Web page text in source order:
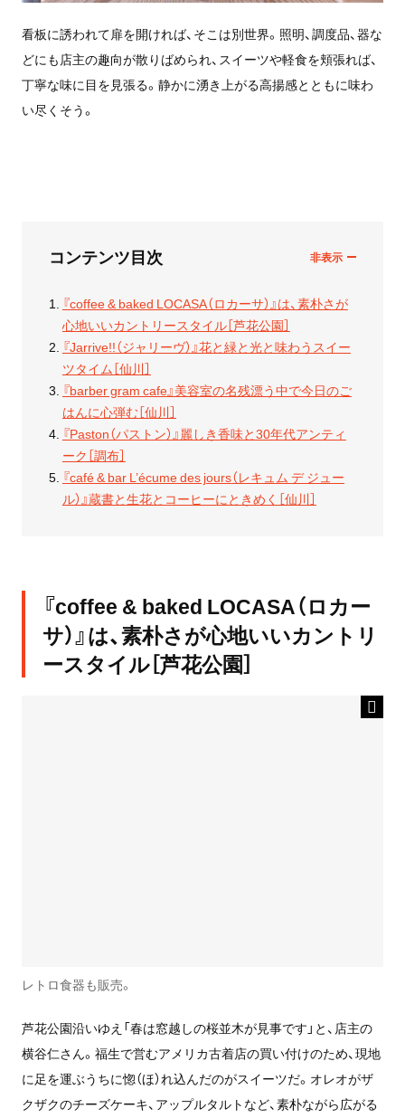
看板に誘われて扉を開ければ、そこは別世界。照明、調度品、器な
どにも店主の趣向が散りばめられ、スイーツや軽食を頬張れば、
丁寧な味に目を見張る。静かに湧き上がる高揚感とともに味わ
い尽くそう。
コンテンツ目次
『coffee & baked LOCASA（ロカーサ）』は、素朴さが
心地いいカントリースタイル［芦花公園］
『Jarrive!!（ジャリーヴ）』花と緑と光と味わうスイー
ツタイム［仙川］
『barber gram cafe』美容室の名残漂う中で今日のご
はんに心弾む［仙川］
『Paston（パストン）』麗しき香味と30年代アンティ
ーク［調布］
『café & bar L’écume des jours（レキュム デ ジュー
ル）』蔵書と生花とコーヒーにときめく［仙川］
『coffee & baked LOCASA（ロカー
サ）』は、素朴さが心地いいカントリ
ースタイル［芦花公園］
レトロ食器も販売。
芦花公園沿いゆえ「春は窓越しの桜並木が見事です」と、店主の
横谷仁さん。福生で営むアメリカ古着店の買い付けのため、現地
に足を運ぶうちに惚（ほ）れ込んだのがスイーツだ。オレオがザ
クザクのチーズケーキ、アップルタルトなど、素朴ながら広がる